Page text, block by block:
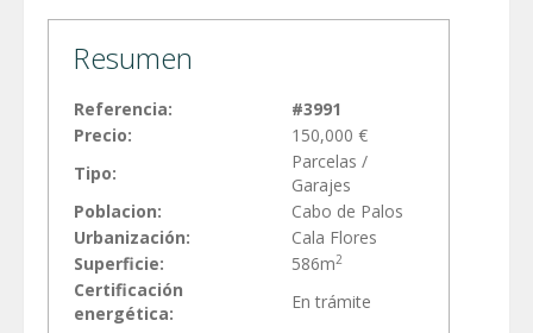
Resumen
Referencia:
#3991
Precio:
150,000 €
Tipo:
Parcelas /
Garajes
Poblacion:
Cabo de Palos
Urbanización:
Cala Flores
Superficie:
586m2
Certificación
energética:
En trámite